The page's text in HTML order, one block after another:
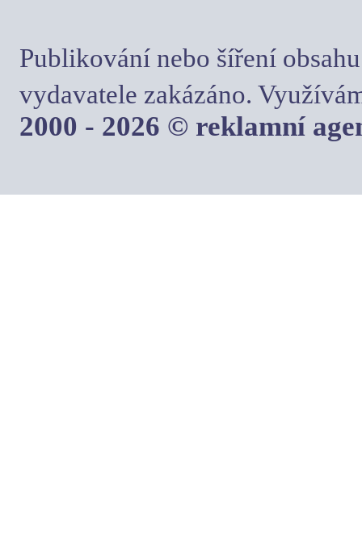
Publikování nebo šíření
vydavatele zakázáno.
2000 - 2026 © reklamní